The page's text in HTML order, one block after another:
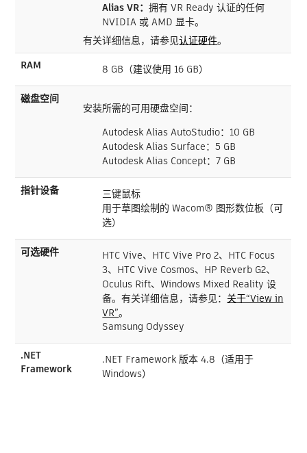
Alias VR：拥有 VR Ready 认证的任何
NVIDIA 或 AMD 显卡。
有关详细信息，请参见认证硬件。
RAM
8 GB（建议使用 16 GB）
磁盘空间
安装所需的可用硬盘空间：
Autodesk Alias AutoStudio：10 GB
Autodesk Alias Surface：5 GB
Autodesk Alias Concept：7 GB
指针设备
三键鼠标
用于草图绘制的 Wacom® 图形数位板（可
选）
可选硬件
HTC Vive、HTC Vive Pro 2、HTC Focus
3、HTC Vive Cosmos、HP Reverb G2、
Oculus Rift、Windows Mixed Reality 设
备。有关详细信息，请参见： 关于“View in
VR”。
Samsung Odyssey
.NET
Framework
.NET Framework 版本 4.8（适用于
Windows）